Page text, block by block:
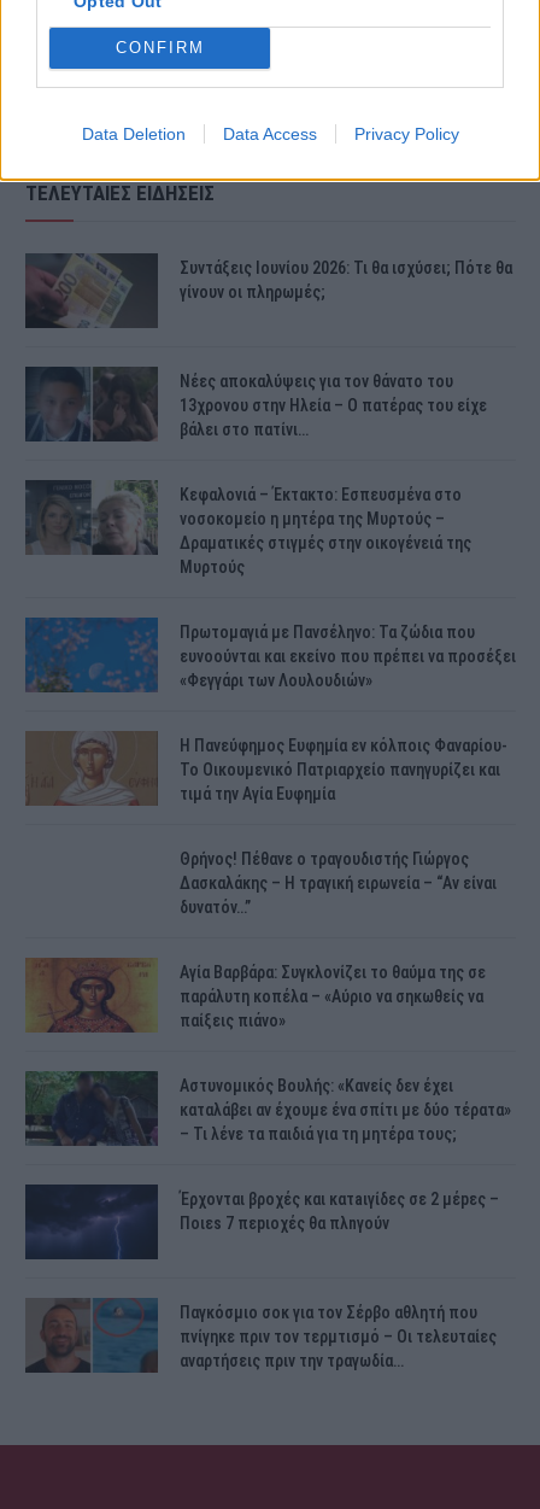
CONFIRM
Data Deletion Data Access Privacy Policy
ΤΕΛΕΥΤΑΙΕΣ ΕΙΔΗΣΕΙΣ
Συντάξεις Ιουνίου 2026: Τι θα ισχύσει; Πότε θα
γίνουν οι πληρωμές;
Νέες αποκαλύψεις για τον θάνατο του
13χρονου στην Ηλεία – Ο πατέρας του είχε
βάλει στο πατίνι…
Κεφαλονιά – Έκτακτο: Εσπευσμένα στο
νοσοκομείο η μητέρα της Μυρτούς –
Δραματικές στιγμές στην οικογένειά της
Μυρτούς
Πρωτομαγιά με Πανσέληνο: Τα ζώδια που
ευνοούνται και εκείνο που πρέπει να προσέξει
«Φεγγάρι των Λουλουδιών»
H Πανεύφημος Ευφημία εν κόλποις Φαναρίου-
Το Οικουμενικό Πατριαρχείο πανηγυρίζει και
τιμά την Αγία Ευφημία
Θρήνος! Πέθανε ο τραγουδιστής Γιώργος
Δασκαλάκης – Η τραγική ειρωνεία – “Αν είναι
δυνατόν…”
Αγία Βαρβάρα: Συγκλονίζει το θαύμα της σε
παράλυτη κοπέλα – «Αύριο να σηκωθείς να
παίξεις πιάνο»
Αστυνομικός Bουλής: «Κανείς δεν έχει
καταλάβει αν έχουμε ένα σπίτι με δύο τέρατα»
– Τι λένε τα παιδιά για τη μητέρα τους;
Έρχονται βροχές και κατaιγίδες σε 2 μέpες –
Ποιεs 7 πεpιοχές θα πλnγούν
Παγκόσμιο σοκ για τον Σέρβο αθλητή που
πνίγηκε πριν τον τερμτισμό – Οι τελευταίες
αναρτήσεις πριν την τραγωδία…